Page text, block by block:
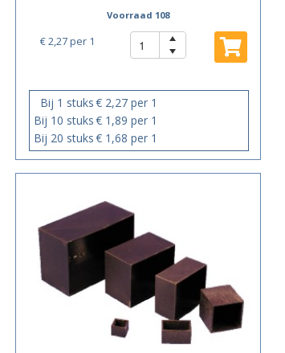
Voorraad 108
€ 2,27per 1
Bij 1 stuks€ 2,27 per 1
Bij 10 stuks€ 1,89 per 1
Bij 20 stuks€ 1,68 per 1